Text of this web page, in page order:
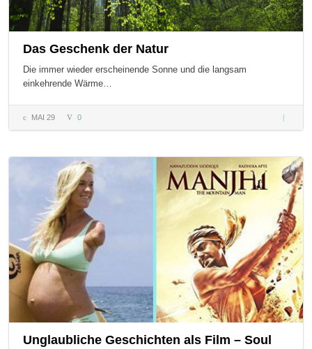
Das Geschenk der Natur
Die immer wieder erscheinende Sonne und die langsam
einkehrende Wärme…
MAI 29 0
Unglaubliche Geschichten als Film – Soul